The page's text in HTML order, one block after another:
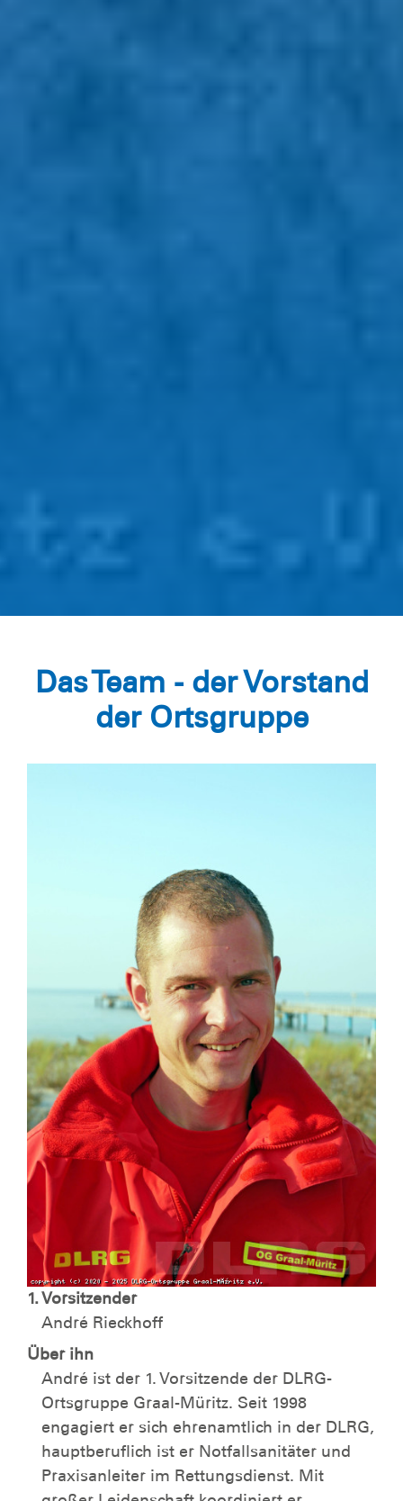
Das Team - der Vorstand
der Ortsgruppe
1. Vorsitzender
André Rieckhoff
Über ihn
André ist der 1. Vorsitzende der DLRG-
Ortsgruppe Graal-Müritz. Seit 1998
engagiert er sich ehrenamtlich in der DLRG,
hauptberuflich ist er Notfallsanitäter und
Praxisanleiter im Rettungsdienst. Mit